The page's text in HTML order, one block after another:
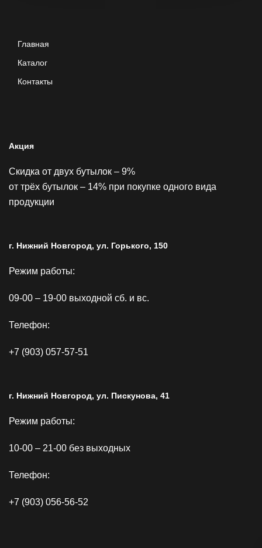
Главная
Каталог
Контакты
Акция
Скидка от двух бутылок – 9%
от трёх бутылок – 14% при покупке одного вида
продукции
г. Нижний Новгород, ул. Горького, 150
Режим работы:
09-00 – 19-00 выходной сб. и вс.
Телефон:
+7 (903) 057-57-51
г. Нижний Новгород, ул. Пискунова, 41
Режим работы:
10-00 – 21-00 без выходных
Телефон:
+7 (903) 056-56-52